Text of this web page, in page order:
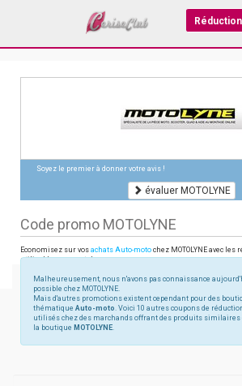
Soyez le premier à donner votre avis !
évaluer MOTOLYNE
Code promo MOTOLYNE
Economisez sur vos achats Auto-moto chez MOTOLYNE avec
utilisables sur motolyne.com
Malheureusement, nous n'avons pas connaissance
possible chez MOTOLYNE.
Mais d'autres promotions existent cependant pour des
thématique Auto-moto. Voici 10 autres coupons de
utilisés chez des marchands offrant des produits similaires
la boutique MOTOLYNE.